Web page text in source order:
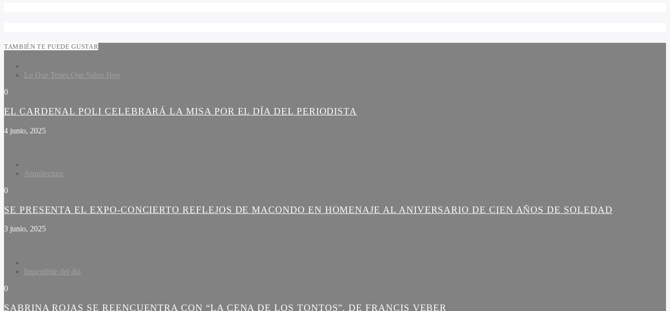
TAMBIÉN TE PUEDE GUSTAR
Lo Que Tenes Que Saber Hoy
0
EL CARDENAL POLI CELEBRARÁ LA MISA POR EL DÍA DEL PERIODISTA
4 junio, 2025
Arquitectura
0
SE PRESENTA EL EXPO-CONCIERTO REFLEJOS DE MACONDO EN HOMENAJE AL ANIVERSARIO DE CIEN AÑOS DE SOLEDAD
3 junio, 2025
Imperdible del dia
0
SABRINA ROJAS SE REENCUENTRA CON “LA CENA DE LOS TONTOS”, DE FRANCIS VEBER